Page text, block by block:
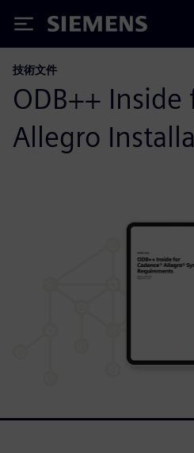
Siemens
技術文件
ODB++ Inside
Allegro